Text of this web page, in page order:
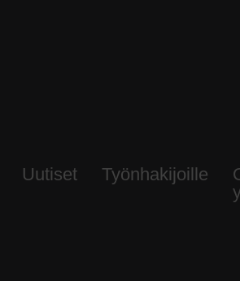
Uutiset Työnhakijoille